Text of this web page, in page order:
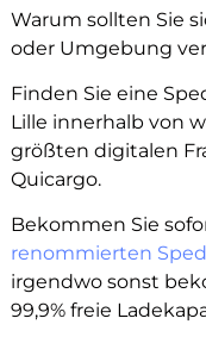
Warum sollten Sie
oder Umgebung
Finden Sie eine
Lille innerhalb von
größten digitalen
Quicargo.
Bekommen Sie
renommierten
irgendwo sonst
99,9% freie